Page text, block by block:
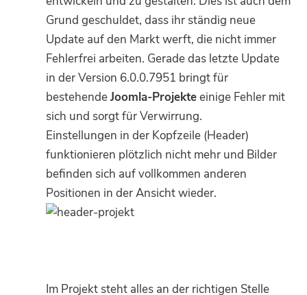
Grund geschuldet, dass ihr ständig neue
Update auf den Markt werft, die nicht immer
Fehlerfrei arbeiten. Gerade das letzte Update
in der Version 6.0.0.7951 bringt für
bestehendeJoomla-Projekteeinige Fehler mit
sich und sorgt für Verwirrung.
Einstellungen in der Kopfzeile (Header)
funktionieren plötzlich nicht mehr und Bilder
befinden sich auf vollkommen anderen
Positionen in der Ansicht wieder.
Im Projekt steht alles an der richtigen Stelle